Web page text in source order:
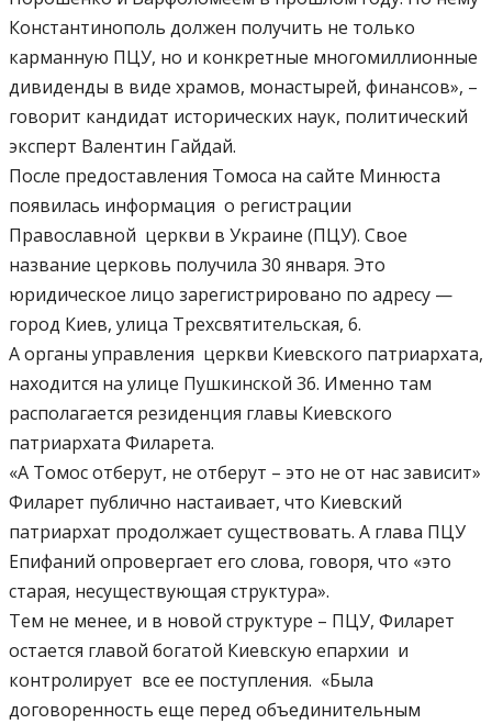
Константинополь должен получить не только
карманную ПЦУ, но и конкретные многомиллионные
дивиденды в виде храмов, монастырей, финансов», –
говорит кандидат исторических наук, политический
эксперт Валентин Гайдай.
После предоставления Томоса на сайте Минюста
появилась информация о регистрации
Православной церкви в Украине (ПЦУ). Свое
название церковь получила 30 января. Это
юридическое лицо зарегистрировано по адресу —
город Киев, улица Трехсвятительская, 6.
А органы управления церкви Киевского патриархата,
находится на улице Пушкинской 36. Именно там
располагается резиденция главы Киевского
патриархата Филарета.
«А Томос отберут, не отберут – это не от нас зависит»
Филарет публично настаивает, что Киевский
патриархат продолжает существовать. А глава ПЦУ
Епифаний опровергает его слова, говоря, что «это
старая, несуществующая структура».
Тем не менее, и в новой структуре – ПЦУ, Филарет
остается главой богатой Киевскую епархии и
контролирует все ее поступления. «Была
договоренность еще перед объединительным